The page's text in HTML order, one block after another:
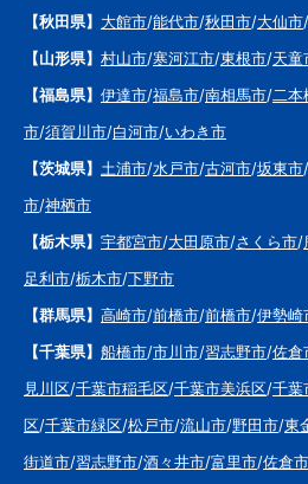
【秋田県】 大館市/能代市/秋田市/大仙市/
【山形県】 村山市/寒河江市/東根市/天童
【福島県】 伊達市/福島市/南相馬市/二本
市/須賀川市/白河市/いわき市
【茨城県】 土浦市/水戸市/古河市/坂東市/
市/神栖市
【栃木県】 宇都宮市/大田原市/さくら市/
足利市/栃木市/下野市
【群馬県】 高崎市/前橋市/前橋市/伊勢崎
【千葉県】 船橋市/市川市/習志野市/佐倉
見川区/千葉市稲毛区/千葉市美浜区/千葉
区/千葉市緑区/松戸市/流山市/野田市/東
街道市/習志野市/酒々井市/富里市/佐倉市